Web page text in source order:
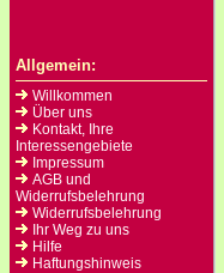
Allgemein:
Willkommen
Über uns
Kontakt, Ihre
Interessengebiete
Impressum
AGB und
Widerrufsbelehrung
Widerrufsbelehrung
Ihr Weg zu uns
Hilfe
Haftungshinweis